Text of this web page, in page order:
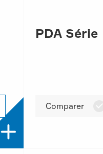

PDA Série
Comparer 